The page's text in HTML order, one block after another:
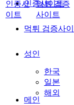
인증사이트
먹튀 검증사
성인
한국
일본
해외
인증사
이트
먹튀 검증
사이트
메인